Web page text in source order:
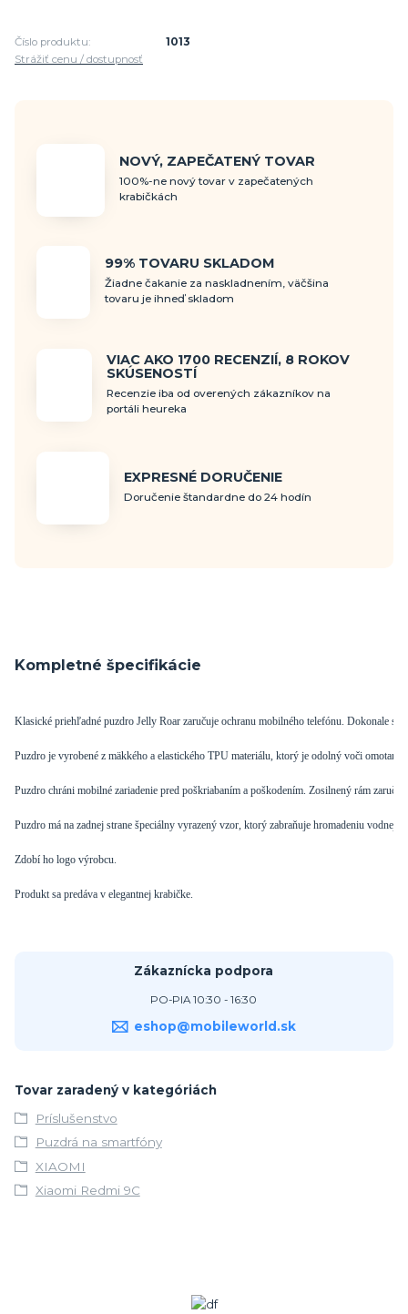
Číslo produktu:
1013
Strážiť cenu / dostupnosť
NOVÝ, ZAPEČATENÝ TOVAR
100%-ne nový tovar v zapečatených
krabičkách
99% TOVARU SKLADOM
Žiadne čakanie za naskladnením, väčšina
tovaru je ihneď skladom
VIAC AKO 1700 RECENZIÍ, 8 ROKOV
SKÚSENOSTÍ
Recenzie iba od overených zákazníkov na
portáli heureka
EXPRESNÉ DORUČENIE
Doručenie štandardne do 24 hodín
Kompletné špecifikácie
Klasické priehľadné puzdro Jelly Roar zaručuje ochranu mobilného telefónu. Dokonale
Puzdro je vyrobené z mäkkého a elastického TPU materiálu, ktorý je odolný voči
Puzdro chráni mobilné zariadenie pred poškriabaním a poškodením. Zosilnený rám
Puzdro má na zadnej strane špeciálny vyrazený vzor, ​​ktorý zabraňuje hromadeniu
Zdobí ho logo výrobcu.
Produkt sa predáva v elegantnej krabičke.
Zákaznícka podpora
PO-PIA 10:30 - 16:30
eshop@mobileworld.sk
Tovar zaradený v kategóriách
Príslušenstvo
Puzdrá na smartfóny
XIAOMI
Xiaomi Redmi 9C